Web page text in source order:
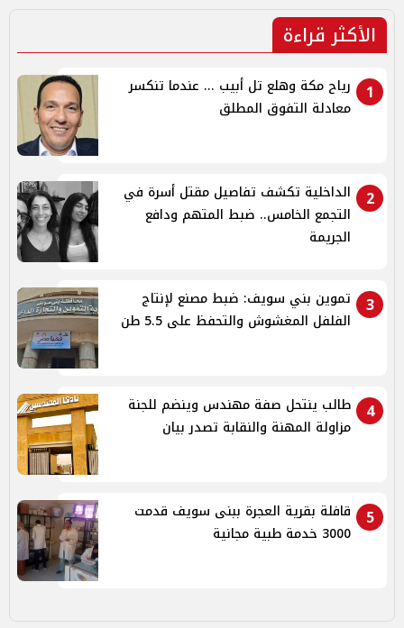
الأكثر قراءة
1
رياح مكة وهلع تل أبيب ... عندما تنكسر
معادلة التفوق المطلق
2
الداخلية تكشف تفاصيل مقتل أسرة في
التجمع الخامس.. ضبط المتهم ودافع
الجريمة
3
تموين بني سويف: ضبط مصنع لإنتاج
الفلفل المغشوش والتحفظ على 5.5 طن
4
طالب ينتحل صفة مهندس وينضم للجنة
مزاولة المهنة والنقابة تصدر بيان
5
قافلة بقرية العجرة ببنى سويف قدمت
3000 خدمة طبية مجانية